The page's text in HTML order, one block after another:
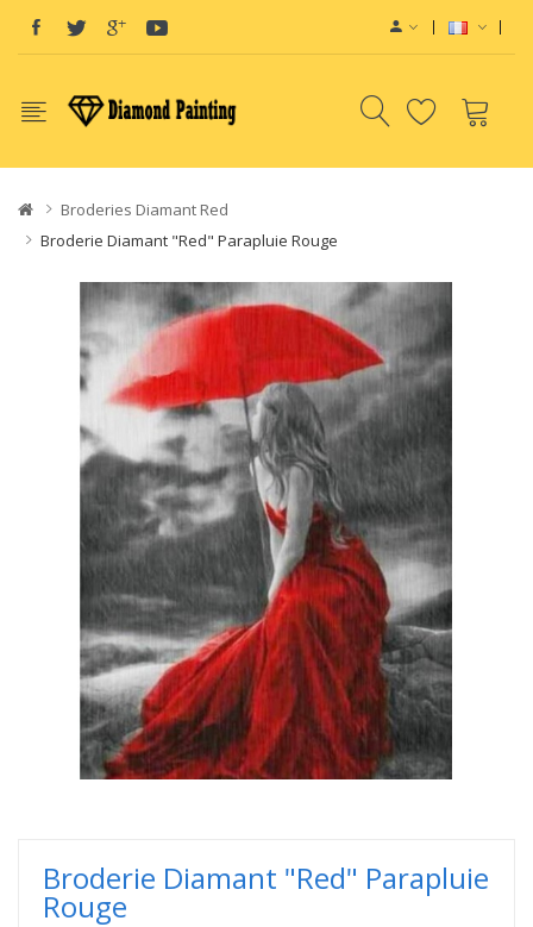
View sites: Vape E-Liquid vape pods Vape
Broderies Diamant Red
Broderie Diamant "Red" Parapluie Rouge
Broderie Diamant "Red" Parapluie
Rouge